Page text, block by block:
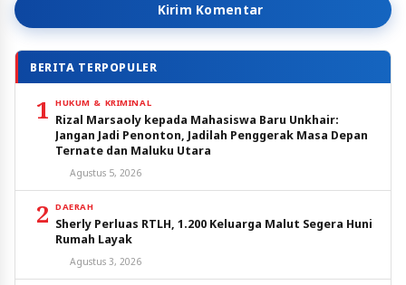
Kirim Komentar
BERITA TERPOPULER
1 HUKUM & KRIMINAL
Rizal Marsaoly kepada Mahasiswa Baru Unkhair:
Jangan Jadi Penonton, Jadilah Penggerak Masa Depan
Ternate dan Maluku Utara
Agustus 5, 2026
2 DAERAH
Sherly Perluas RTLH, 1.200 Keluarga Malut Segera Huni
Rumah Layak
Agustus 3, 2026